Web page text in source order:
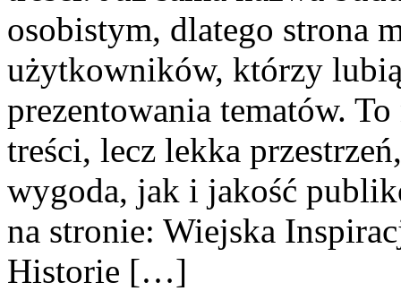
osobistym, dlatego strona
użytkowników, którzy
prezentowania tematów.
treści, lecz lekka
wygoda, jak i jakość
na stronie: Wiejska
Historie […]